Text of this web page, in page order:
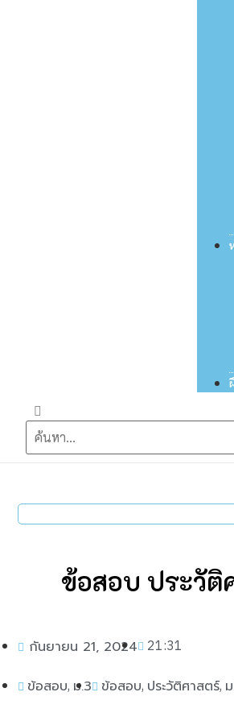
ข้อสอบ ประวัติ
กันยายน 21, 2024 21:31
ข้อสอบ, ม.3 ข้อสอบ, ประวัติศาสตร์,